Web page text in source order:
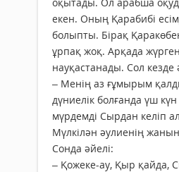
екен. Оның Қарабибі
болыпты. Бірақ
ұрпақ жоқ. Арқада
науқастанады. Сол кезде
– Менің аз ғұмырым
дүниелік болғанда үш
мүрдемді Сырдан келіп
Мүлкілән әулиенің
Сонда әйелі:
– Қожеке-ау, Қыр қайда,